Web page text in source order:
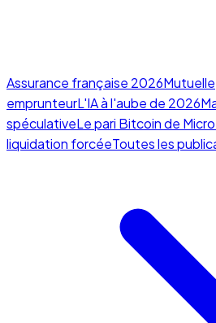
Assurance française 2026
emprunteurL'IA à l'aube de 2026
spéculativeLe pari Bitcoin de
liquidation forcéeToutes les